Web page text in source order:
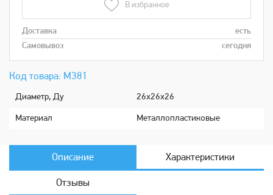
Код товара: М381
Диаметр, Ду 26х26х26
Мaтериaл Металлопластиковые
В избранное
Доставка
есть
Самовывоз
сегодня
Описание Характеристики
Отзывы